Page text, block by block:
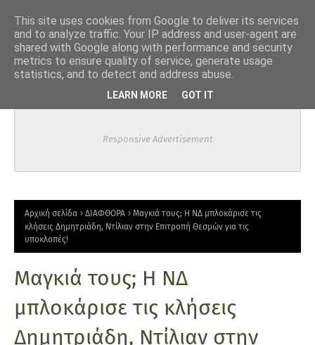
Responsive Advertisement
Αρχική σελίδα ΔΙΑΦΘΟΡΑ
Μαγκιά τους; Η ΝΔ μπλοκάρισε τις
κλήσεις Δημητριάδη, Ντίλιαν στην Επιτροπή Θεσμών για τις
υποκλοπές!
Μαγκιά τους; Η ΝΔ
μπλοκάρισε τις κλήσεις
Δημητριάδη, Ντίλιαν στην
This site uses cookies from Google to deliver its services
and to analyze traffic. Your IP address and user-agent are
shared with Google along with performance and security
metrics to ensure quality of service, generate usage
statistics, and to detect and address abuse.
LEARN MORE GOT IT